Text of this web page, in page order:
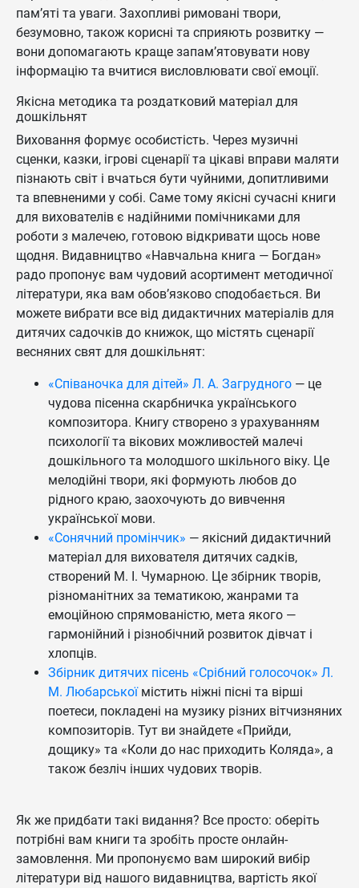
пам’яті та уваги. Захопливі римовані твори,
безумовно, також корисні та сприяють розвитку —
вони допомагають краще запам’ятовувати нову
інформацію та вчитися висловлювати свої емоції.
Якісна методика та роздатковий матеріал для
дошкільнят
Виховання формує особистість. Через музичні
сценки, казки, ігрові сценарії та цікаві вправи маляти
пізнають світ і вчаться бути чуйними, допитливими
та впевненими у собі. Саме тому якісні сучасні книги
для вихователів є надійними помічниками для
роботи з малечею, готовою відкривати щось нове
щодня. Видавництво «Навчальна книга — Богдан»
радо пропонує вам чудовий асортимент методичної
літератури, яка вам обов’язково сподобається. Ви
можете вибрати все від дидактичних матеріалів для
дитячих садочків до книжок, що містять сценарії
весняних свят для дошкільнят:
«Співаночка для дітей» Л. А. Загрудного — це
чудова пісенна скарбничка українського
композитора. Книгу створено з урахуванням
психології та вікових можливостей малечі
дошкільного та молодшого шкільного віку. Це
мелодійні твори, які формують любов до
рідного краю, заохочують до вивчення
української мови.
«Сонячний промінчик» — якісний дидактичний
матеріал для вихователя дитячих садків,
створений М. І. Чумарною. Це збірник творів,
різноманітних за тематикою, жанрами та
емоційною спрямованістю, мета якого —
гармонійний і різнобічний розвиток дівчат і
хлопців.
Збірник дитячих пісень «Срібний голосочок» Л.
М. Любарськоїмістить ніжні пісні та вірші
поетеси, покладені на музику різних вітчизняних
композиторів. Тут ви знайдете «Прийди,
дощику» та «Коли до нас приходить Коляда», а
також безліч інших чудових творів.
Як же придбати такі видання? Все просто: оберіть
потрібні вам книги та зробіть просте онлайн-
замовлення. Ми пропонуємо вам широкий вибір
літератури від нашого видавництва, вартість якої